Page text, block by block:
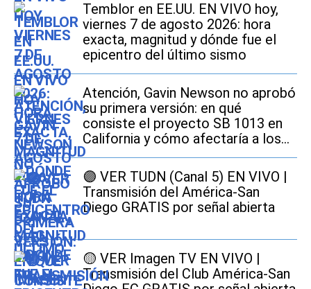
Temblor en EE.UU. EN VIVO hoy,
viernes 7 de agosto 2026: hora
exacta, magnitud y dónde fue el
epicentro del último sismo
Atención, Gavin Newson no aprobó
su primera versión: en qué
consiste el proyecto SB 1013 en
California y cómo afectaría a los
conductores
🟣 VER TUDN (Canal 5) EN VIVO |
Transmisión del América-San
Diego GRATIS por señal abierta
🟡 VER Imagen TV EN VIVO |
Transmisión del Club América-San